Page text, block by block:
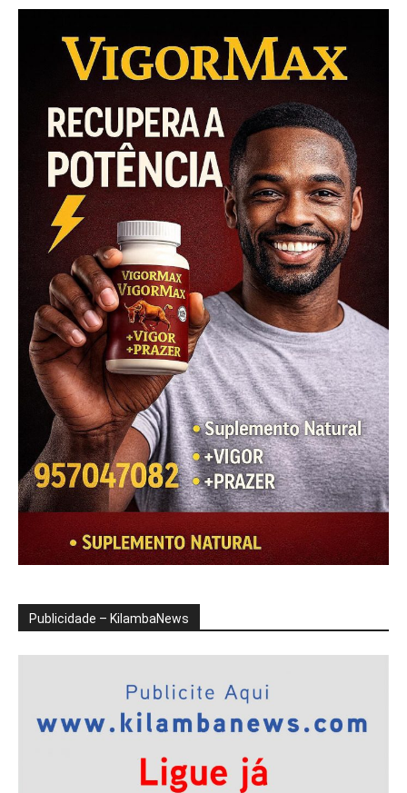
Publicidade – KilambaNews